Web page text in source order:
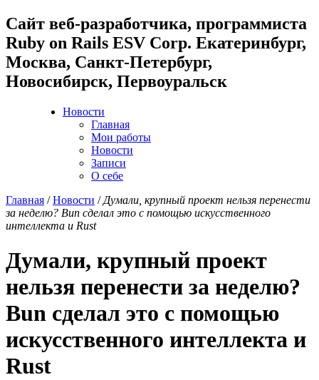
Cайт веб-разработчика, программиста
Ruby on Rails ESV Corp. Екатеринбург,
Москва, Санкт-Петербург,
Новосибирск, Первоуральск
Новости
Главная
Мои работы
Новости
Записи
О себе
Главная /Новости / Думали, крупный проект нельзя перенести
за неделю? Bun сделал это с помощью искусственного
интеллекта и Rust
Думали, крупный проект
нельзя перенести за неделю?
Bun сделал это с помощью
искусственного интеллекта и
Rust